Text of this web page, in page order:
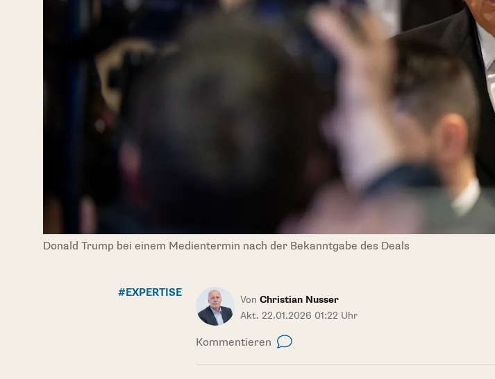
Donald Trump bei einem Medientermin nach der Bekanntgabe des Deals
#EXPERTISE
Von Christian Nusser
Akt. 22.01.2026 01:22 Uhr
Kommentieren